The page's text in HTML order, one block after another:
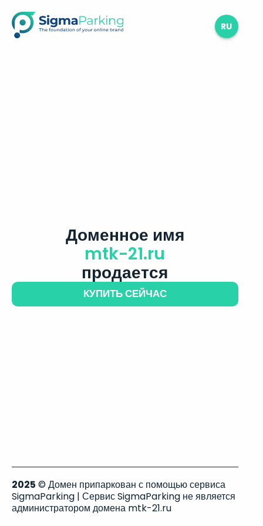
RU
Доменное имя
mtk-21.ru
продается
КУПИТЬ СЕЙЧАС
2025 © Домен припаркован с помощью сервиса
SigmaParking | Сервис SigmaParking не является
администратором домена mtk-21.ru